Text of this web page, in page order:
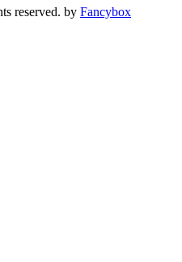
reserved. by Fancybox